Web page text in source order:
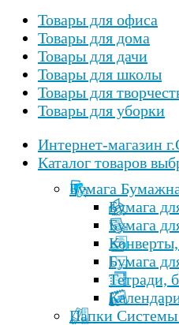
Товары для офиса
Товары для дома
Товары для дачи
Товары для школы
Товары для
Товары для уборки
Интернет-магазин
Каталог товаров
Бумага
Бумага
Бумага
Бумага
Тетради,
Папки Cистемы